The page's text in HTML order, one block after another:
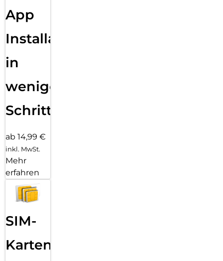
App
Installation
in
wenigen
Schritten
ab 14,99 €
inkl. MwSt.
Mehr
erfahren
SIM-
Karten